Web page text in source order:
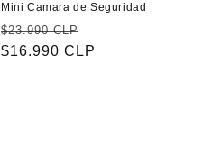
Mini Camara de Seguridad
Precio
habitual
$23.990 CLP
de
$16.990 CLP